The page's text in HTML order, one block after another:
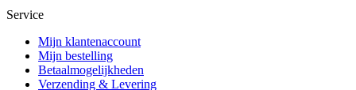
Service
Mijn klantenaccount
Mijn bestelling
Betaalmogelijkheden
Verzending & Levering